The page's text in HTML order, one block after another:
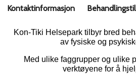
Kontaktinformasjon
Kon-Tiki Helsepark tilbyr bred
av fysiske og
Med ulike faggrupper og ulike
verktøyene for å